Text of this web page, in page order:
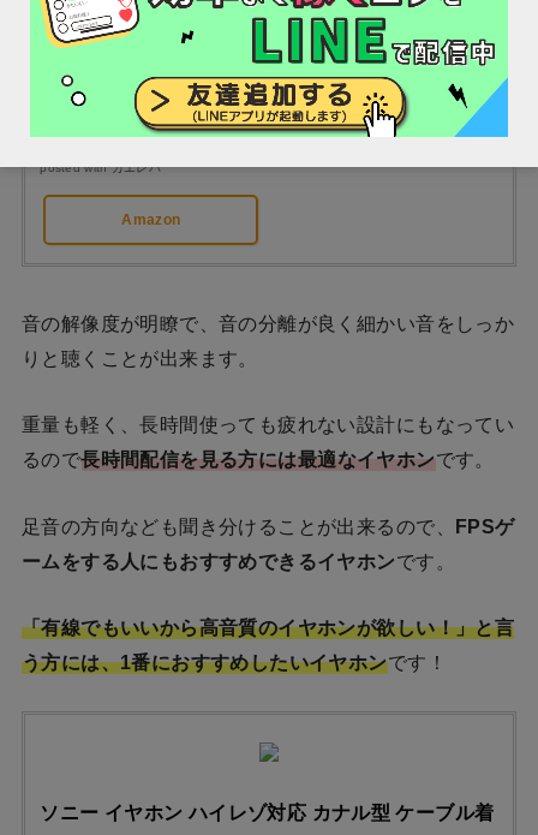
ゼンハイザー プロフェッショナルモニタリングイヤ
ホン IE 400 PRO CLEAR 507484【国内正規品】
posted withカエレバ
Amazon
音の解像度が明瞭で、音の分離が良く細かい音をしっか
りと聴くことが出来ます。
重量も軽く、長時間使っても疲れない設計にもなってい
るので長時間配信を見る方には最適なイヤホンです。
足音の方向なども聞き分けることが出来るので、 FPSゲ
ームをする人にもおすすめできるイヤホンです。
「有線でもいいから高音質のイヤホンが欲しい！」と言
う方には、1番におすすめしたいイヤホンです！
ソニー イヤホン ハイレゾ対応 カナル型 ケーブル着